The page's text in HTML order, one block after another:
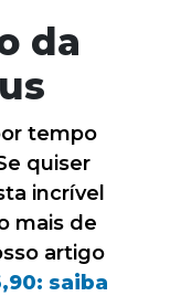
da
tempo
quiser
incrível
mais de
artigo
saiba